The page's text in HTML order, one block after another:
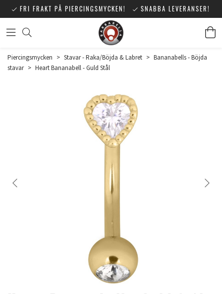
FRI FRAKT PÅ PIERCINGSMYCKEN! SNABBA LEVERANSER!
Piercingsmycken > Stavar - Raka/Böjda & Labret > Bananabells - Böjda
stavar > Heart Bananabell - Guld Stål